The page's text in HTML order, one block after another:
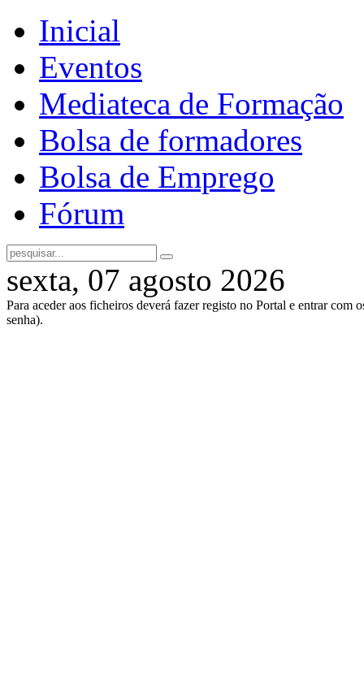
Inicial
Eventos
Mediateca de Formação
Bolsa de formadores
Bolsa de Emprego
Fórum
sexta, 07 agosto 2026
Para aceder aos ficheiros deverá fazer registo no Portal e entrar com
senha).